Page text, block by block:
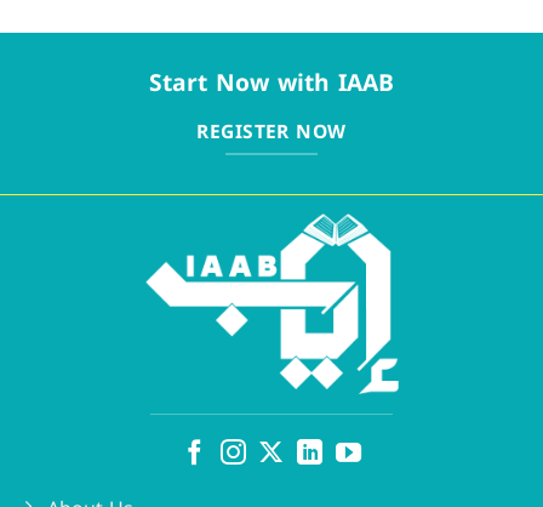
Start Now with IAAB
REGISTER NOW